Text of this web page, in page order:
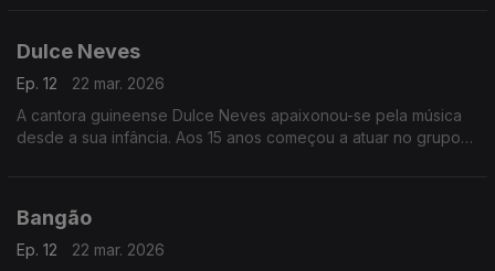
Dulce Neves
Ep. 12
22 mar. 2026
A cantora guineense Dulce Neves apaixonou-se pela música
desde a sua infância. Aos 15 anos começou a atuar no grupo
Bangão
Ep. 12
22 mar. 2026